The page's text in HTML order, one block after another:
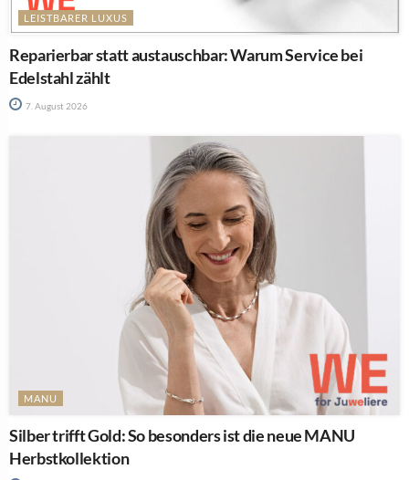
LEISTBARER LUXUS
Reparierbar statt austauschbar: Warum Service bei
Edelstahl zählt
7. August 2026
MANU
Silber trifft Gold: So besonders ist die neue MANU
Herbstkollektion